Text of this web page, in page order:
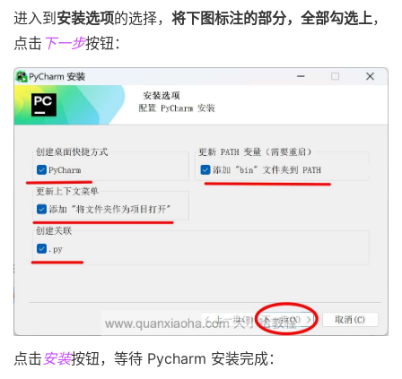
进入到 安装选项的选择， 将下图标注的部分，全部勾选上，
点击 下一步按钮：
点击安装按钮，等待 Pycharm 安装完成：